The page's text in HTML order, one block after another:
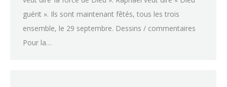
guérit ». Ils sont maintenant fêtés, tous les trois
ensemble, le 29 septembre. Dessins / commentaires
Pour la…